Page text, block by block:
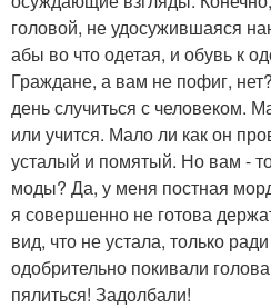
головой, не удосужившаяся
абы во что одетая, и обувь к
Граждане, а вам не пофиг,
день случиться с человеком.
или учится. Мало ли как он
усталый и помятый. Но вам -
моды? Да, у меня постная
я совершенно не готова
вид, что не устала, только
одобрительно покивали
пялиться! Задолбали!